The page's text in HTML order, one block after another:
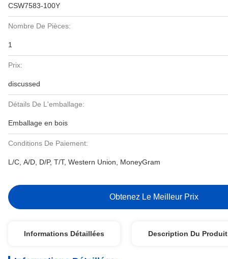
CSW7583-100Y
Nombre De Pièces:
1
Prix:
discussed
Détails De L'emballage:
Emballage en bois
Conditions De Paiement:
L/C, A/D, D/P, T/T, Western Union, MoneyGram
Obtenez Le Meilleur Prix
Informations Détaillées Description Du Produit